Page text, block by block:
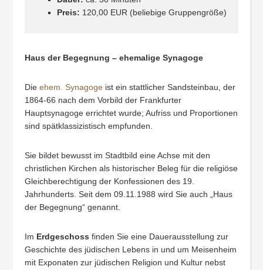
Preis: 120,00 EUR (beliebige Gruppengröße)
Haus der Begegnung – ehemalige Synagoge
Dieehem. Synagoge ist ein stattlicher Sandsteinbau, der
1864-66 nach dem Vorbild der Frankfurter
Hauptsynagoge errichtet wurde; Aufriss und Proportionen
sind spätklassizistisch empfunden.
Sie bildet bewusst im Stadtbild eine Achse mit den
christlichen Kirchen als historischer Beleg für die religiöse
Gleichberechtigung der Konfessionen des 19.
Jahrhunderts. Seit dem 09.11.1988 wird Sie auch „Haus
der Begegnung“ genannt.
Im Erdgeschoss finden Sie eine Dauerausstellung zur
Geschichte des jüdischen Lebens in und um Meisenheim
mit Exponaten zur jüdischen Religion und Kultur nebst